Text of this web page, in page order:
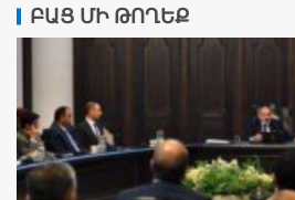
ԲԱՑ ՄԻ ԹՈՂԵՔ